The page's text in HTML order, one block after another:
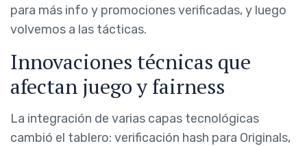
para más info y promociones verificadas, y luego
volvemos a las tácticas.
Innovaciones técnicas que
afectan juego y fairness
La integración de varias capas tecnológicas
cambió el tablero: verificación hash para Originals,